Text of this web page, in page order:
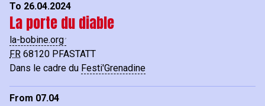
To 26.04.2024
La porte du diable
la-bobine.org
FR 68120 PFASTATT
Dans le cadre du Festi'Grenadine
From 07.04